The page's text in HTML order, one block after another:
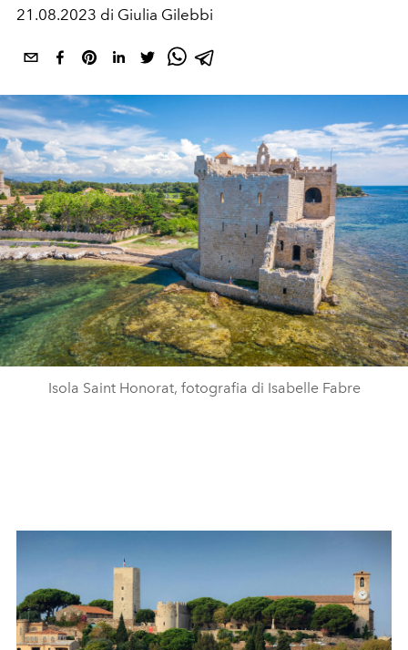
21.08.2023 di Giulia Gilebbi
Isola Saint Honorat, fotografia di Isabelle Fabre